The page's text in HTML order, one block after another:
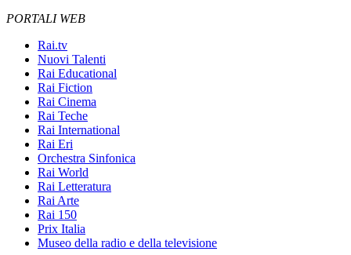
PORTALI WEB
Rai.tv
Nuovi Talenti
Rai Educational
Rai Fiction
Rai Cinema
Rai Teche
Rai International
Rai Eri
Orchestra Sinfonica
Rai World
Rai Letteratura
Rai Arte
Rai 150
Prix Italia
Museo della radio e della televisione